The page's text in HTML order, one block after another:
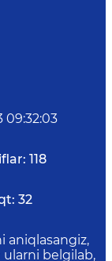
09:32:03
118
32
aniqlasangiz,
belgilab,